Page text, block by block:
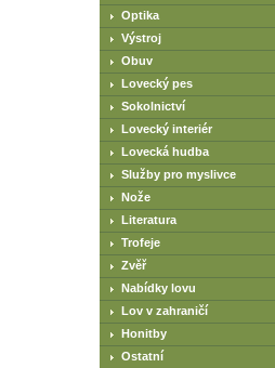
Optika
Výstroj
Obuv
Lovecký pes
Sokolnictví
Lovecký interiér
Lovecká hudba
Služby pro myslivce
Nože
Literatura
Trofeje
Zvěř
Nabídky lovu
Lov v zahraničí
Honitby
Ostatní